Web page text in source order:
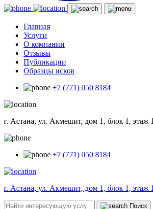
Главная
Услуги
О компании
Отзывы
Публикации
Образцы исков
+7 (771) 050 8184
г. Астана, ул. Акмешит, дом 1, блок 1, этаж
+7 (771) 050 8184
г. Астана, ул. Акмешит, дом 1, блок 1, этаж
Поиск